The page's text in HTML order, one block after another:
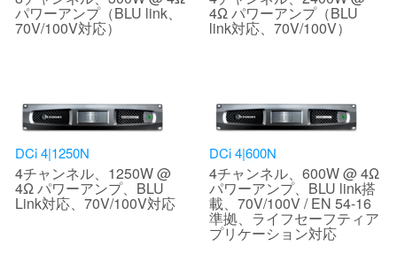
パワーアンプ（BLU link、
70V/100V対応）
4Ω パワーアンプ（BLU
link対応、70V/100V）
DCi 4|1250N
4チャンネル、1250W @
4Ω パワーアンプ、BLU
Link対応、70V/100V対応
DCi 4|600N
4チャンネル、600W @ 4Ω
パワーアンプ、BLU link搭
載、70V/100V / EN 54-16
準拠、ライフセーフティア
プリケーション対応